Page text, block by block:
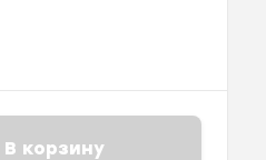
В корзину